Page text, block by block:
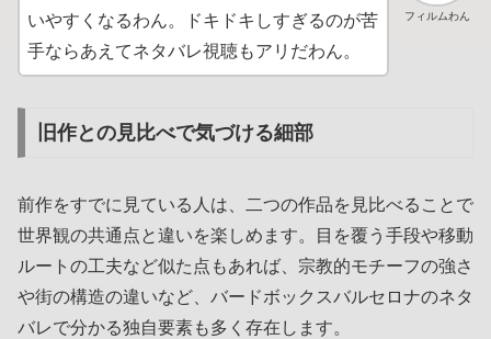
フィルムわん
いやすくなるわん。ドキドキしすぎるのが苦
手ならあえてネタバレ視聴もアリだわん。
旧作との見比べで気づける細部
前作をすでに見ている人は、二つの作品を見比べることで
世界観の共通点と違いを楽しめます。目を覆う手段や移動
ルートの工夫など似た点もあれば、宗教的モチーフの強さ
や街の構造の違いなど、バードボックスバルセロナのネタ
バレで分かる独自要素も多く存在します。